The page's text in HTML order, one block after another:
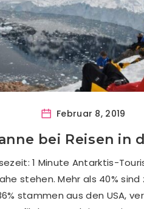
Februar 8, 2019
bei Reisen in
1 Minute Antarktis-
stehen. Mehr als 40% sind
stammen aus den USA,